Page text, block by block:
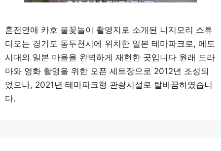
혼전연애 카호 불꽃놀이 촬영지로 소개된 니지모리 스튜
디오는 경기도 동두천시에 위치한 일본 테마파크로, 에도
시대의 일본 마을을 완벽하게 재현한 곳입니다 원래 드라
마와 영화 촬영을 위한 오픈 세트장으로 2012년 조성되
었으나, 2021년 테마파크형 관솽시설로 탈바꿈하였습니
다.